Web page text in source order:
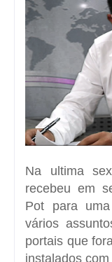
Na ultima
recebeu em
Pot para
vários
portais que
instalados